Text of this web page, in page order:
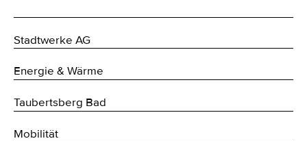
Stadtwerke AG
Energie & Wärme
Taubertsberg Bad
Mobilität